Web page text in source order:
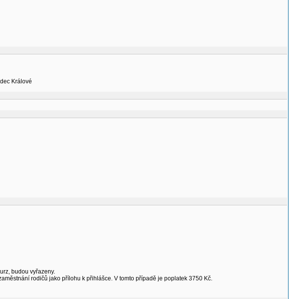
Králové
budou vyřazeny.
rodičů jako přílohu k přihlášce. V tomto případě je poplatek 3750 Kč.